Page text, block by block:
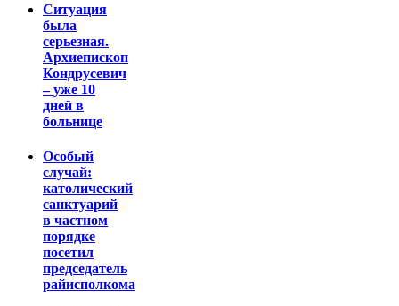
Ситуация
была
серьезная.
Архиепископ
Кондрусевич
– уже 10
дней в
больнице
Особый
случай:
католический
санктуарий
в частном
порядке
посетил
председатель
райисполкома